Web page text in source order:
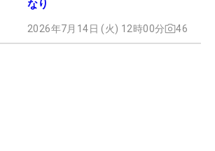
なり
2026年7月14日 (火) 12時00分 46